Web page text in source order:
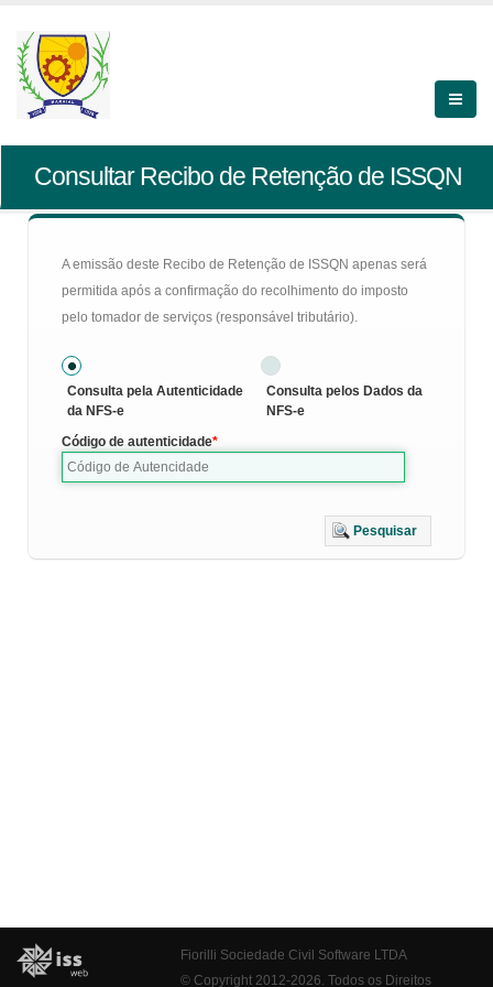
Consultar Recibo de Retenção de ISSQN
A emissão deste Recibo de Retenção de ISSQN apenas será
permitida após a confirmação do recolhimento do imposto
pelo tomador de serviços (responsável tributário).
Consulta pela Autenticidade
da NFS-e
Consulta pelos Dados da
NFS-e
Código de autenticidade
Pesquisar
Fiorilli Sociedade Civil Software LTDA
© Copyright 2012-2026. Todos os Direitos